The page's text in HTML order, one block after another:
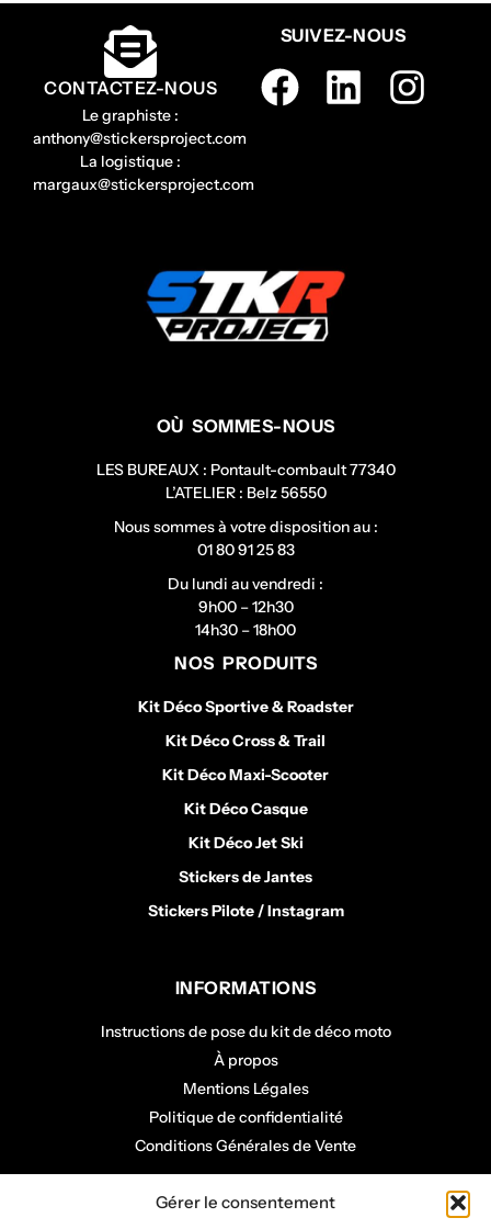
Gérer le consentement
CONTACTEZ-NOUS
Le graphiste :
anthony@stickersproject.com
La logistique :
margaux@stickersproject.com
SUIVEZ-NOUS
OÙ SOMMES-NOUS
LES BUREAUX : Pontault-combault 77340
L’ATELIER : Belz 56550
Nous sommes à votre disposition au :
01 80 91 25 83
Du lundi au vendredi :
9h00 – 12h30
14h30 – 18h00
NOS PRODUITS
Kit Déco Sportive & Roadster
Kit Déco Cross & Trail
Kit Déco Maxi-Scooter
Kit Déco Casque
Kit Déco Jet Ski
Stickers de Jantes
Stickers Pilote / Instagram
INFORMATIONS
Instructions de pose du kit de déco moto
À propos
Mentions Légales
Politique de confidentialité
Conditions Générales de Vente
COMPTE CLIENT